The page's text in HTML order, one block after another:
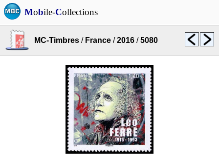
Mobile-Collections
MC-Timbres / France /2016 /5080